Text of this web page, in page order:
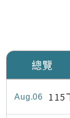
總覽
06
Aug
115
缺